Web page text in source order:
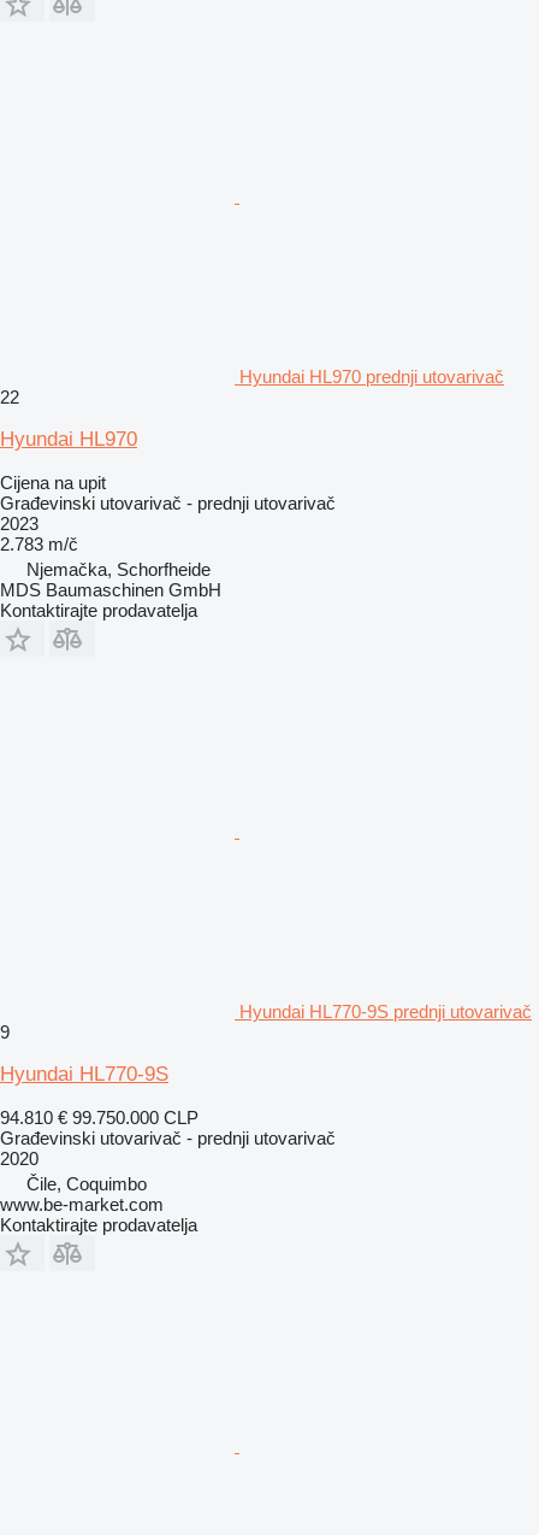
Hyundai HL970 prednji utovarivač
22
Hyundai HL970
Cijena na upit
Građevinski utovarivač - prednji utovarivač
2023
2.783 m/č
Njemačka, Schorfheide
MDS Baumaschinen GmbH
Kontaktirajte prodavatelja
Hyundai HL770-9S prednji utovarivač
9
Hyundai HL770-9S
94.810 € 99.750.000 CLP
Građevinski utovarivač - prednji utovarivač
2020
Čile, Coquimbo
www.be-market.com
Kontaktirajte prodavatelja